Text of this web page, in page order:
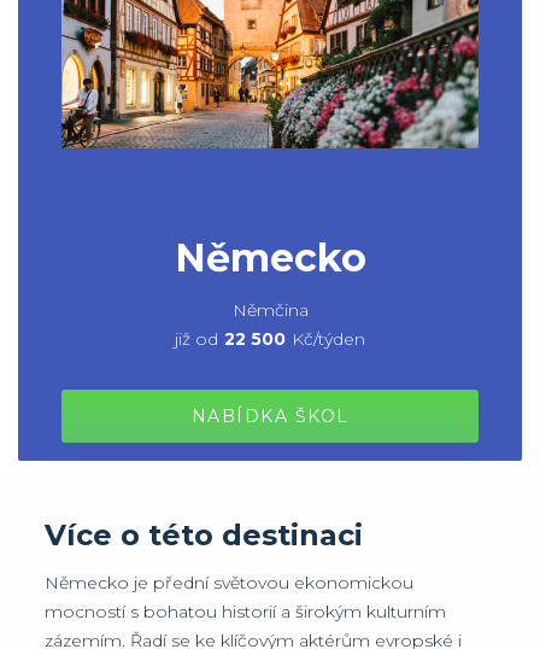
Německo
Němčina
již od 22 500 Kč/týden
NABÍDKA ŠKOL
Více o této destinaci
Německo je přední světovou ekonomickou
mocností s bohatou historií a širokým kulturním
zázemím. Řadí se ke klíčovým aktérům evropské i